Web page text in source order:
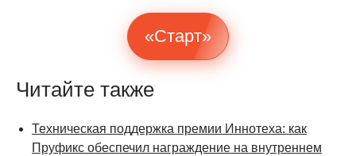
«Старт»
Читайте также
Техническая поддержка премии Иннотеха: как
Пруфикс обеспечил награждение на внутреннем